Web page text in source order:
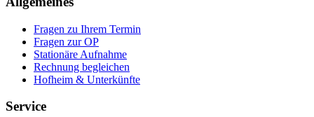
Fragen zu Ihrem Termin
Fragen zur OP
Stationäre Aufnahme
Rechnung begleichen
Hofheim & Unterkünfte
Service